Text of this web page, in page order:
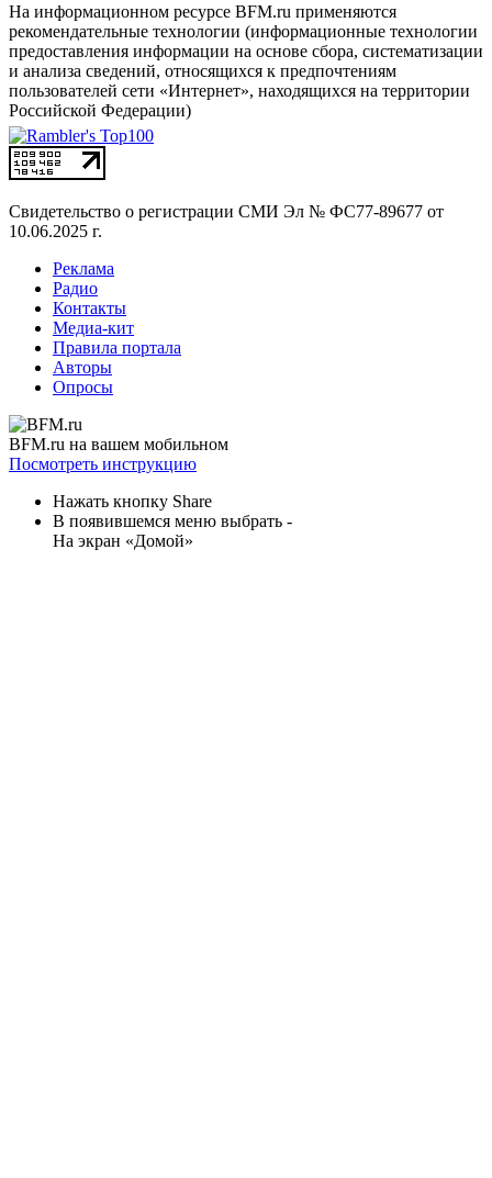
На информационном ресурсе BFM.ru применяются
рекомендательные технологии (информационные технологии
предоставления информации на основе сбора, систематизации
и анализа сведений, относящихся к предпочтениям
пользователей сети «Интернет», находящихся на территории
Российской Федерации)
Свидетельство о регистрации СМИ Эл № ФС77-89677 от
10.06.2025 г.
Реклама
Радио
Контакты
Медиа-кит
Правила портала
Авторы
Опросы
BFM.ru на вашем мобильном
Посмотреть инструкцию
Нажать кнопку Share
В появившемся меню выбрать -
На экран «Домой»